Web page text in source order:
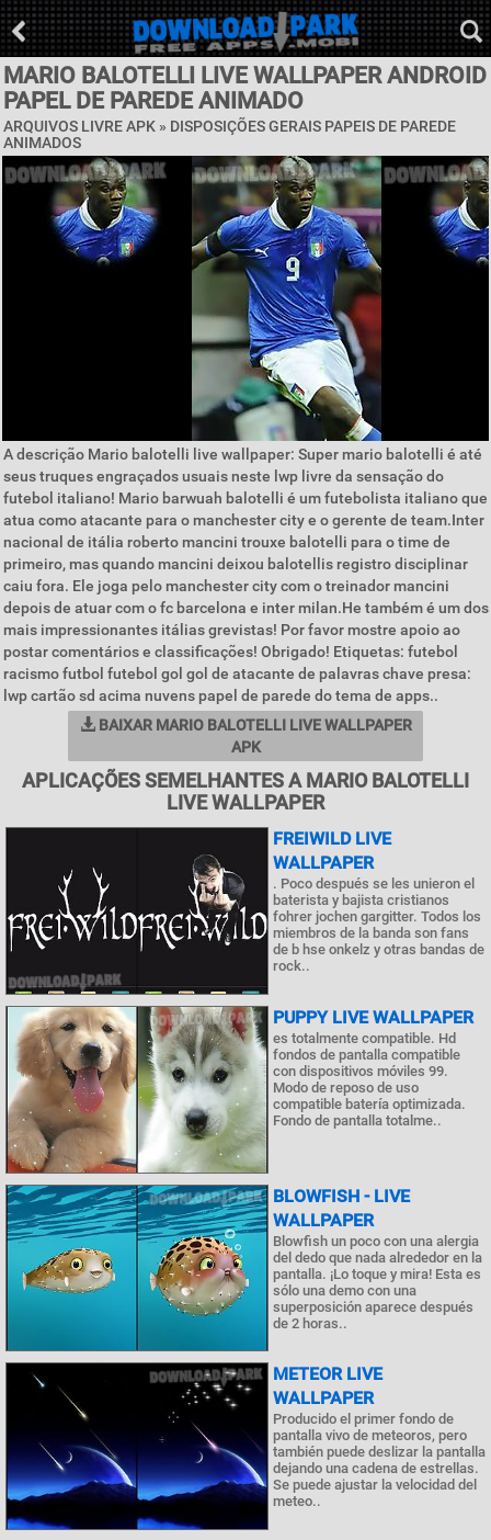
MARIO BALOTELLI LIVE WALLPAPER ANDROID
PAPEL DE PAREDE ANIMADO
ARQUIVOS LIVRE APK » DISPOSIÇÕES GERAIS PAPEIS DE PAREDE
ANIMADOS
A descrição Mario balotelli live wallpaper: Super mario balotelli é até
seus truques engraçados usuais neste lwp livre da sensação do
futebol italiano! Mario barwuah balotelli é um futebolista italiano que
atua como atacante para o manchester city e o gerente de team.Inter
nacional de itália roberto mancini trouxe balotelli para o time de
primeiro, mas quando mancini deixou balotellis registro disciplinar
caiu fora. Ele joga pelo manchester city com o treinador mancini
depois de atuar com o fc barcelona e inter milan.He também é um dos
mais impressionantes itálias grevistas! Por favor mostre apoio ao
postar comentários e classificações! Obrigado! Etiquetas: futebol
racismo futbol futebol gol gol de atacante de palavras chave presa:
lwp cartão sd acima nuvens papel de parede do tema de apps..
BAIXAR MARIO BALOTELLI LIVE WALLPAPER
APK
APLICAÇÕES SEMELHANTES A MARIO BALOTELLI
LIVE WALLPAPER
FREIWILD LIVE
WALLPAPER
. Poco después se les unieron el
baterista y bajista cristianos
fohrer jochen gargitter. Todos los
miembros de la banda son fans
de b hse onkelz y otras bandas de
rock..
PUPPY LIVE WALLPAPER
es totalmente compatible. Hd
fondos de pantalla compatible
con dispositivos móviles 99.
Modo de reposo de uso
compatible batería optimizada.
Fondo de pantalla totalme..
BLOWFISH - LIVE
WALLPAPER
Blowfish un poco con una alergia
del dedo que nada alrededor en la
pantalla. ¡Lo toque y mira! Esta es
sólo una demo con una
superposición aparece después
de 2 horas..
METEOR LIVE
WALLPAPER
Producido el primer fondo de
pantalla vivo de meteoros, pero
también puede deslizar la pantalla
dejando una cadena de estrellas.
Se puede ajustar la velocidad del
meteo..